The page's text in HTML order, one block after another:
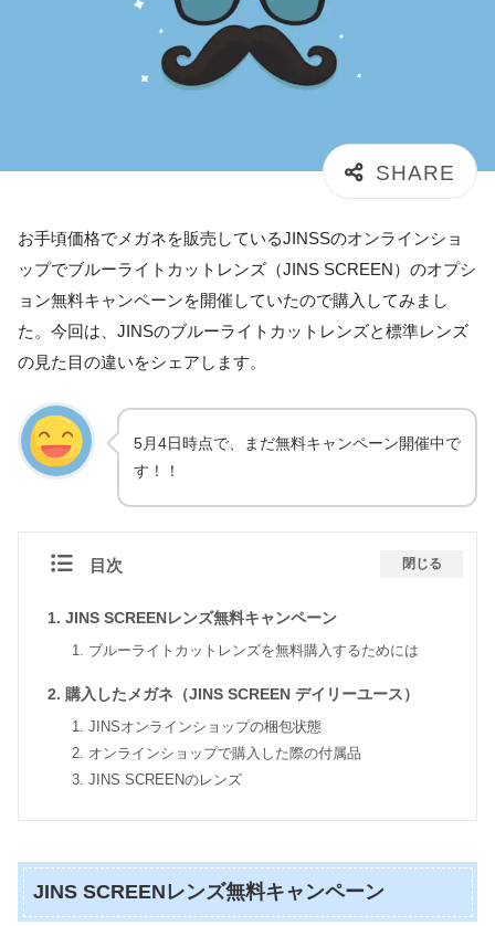
お手頃価格でメガネを販売しているJINSSのオンラインショ
ップでブルーライトカットレンズ（JINS SCREEN）のオプシ
ョン無料キャンペーンを開催していたので購入してみまし
た。今回は、JINSのブルーライトカットレンズと標準レンズ
の見た目の違いをシェアします。
5月4日時点で、まだ無料キャンペーン開催中で
す！！
目次 閉じる
JINS SCREENレンズ無料キャンペーン
ブルーライトカットレンズを無料購入するためには
購入したメガネ（JINS SCREEN デイリーユース）
JINSオンラインショップの梱包状態
オンラインショップで購入した際の付属品
JINS SCREENのレンズ
JINS SCREENレンズ無料キャンペーン